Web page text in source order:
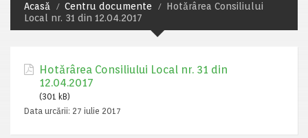
Acasă Centru documente
Hotărârea Consiliului
Local nr. 31 din 12.04.2017
Hotărârea Consiliului Local nr. 31 din
12.04.2017
(301 kB)
Data urcării: 27 iulie 2017